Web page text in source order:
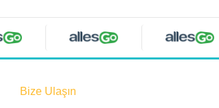
Bize Ulaşın